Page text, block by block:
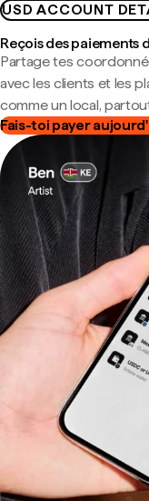
USD ACCOUNT
Reçois des paiements
Partage tes
avec les clients et les
comme un local,
Fais-toi payer